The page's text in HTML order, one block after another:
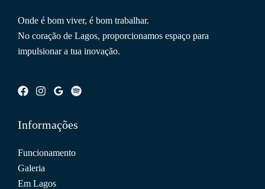
Onde é bom viver, é bom trabalhar.
No coração de Lagos, proporcionamos espaço para
impulsionar a tua inovação.
Informações
Funcionamento
Galeria
Em Lagos